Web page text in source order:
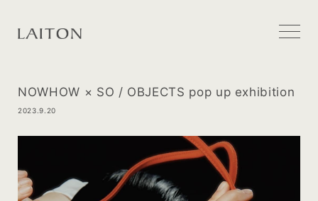
NOWHOW × SO / OBJECTS pop up exhibition
2023.9.20